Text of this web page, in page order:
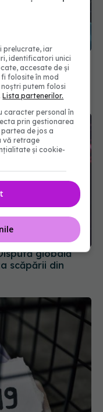
speranță pentru
pentru
globală
scăpării din
prelucrate, iar
identificatori unici
accesate de și
folosite în mod
putem folosi
Lista partenerilor.
caracter personal în
prin gestionarea
de jos a
vă retrage
și cookie-